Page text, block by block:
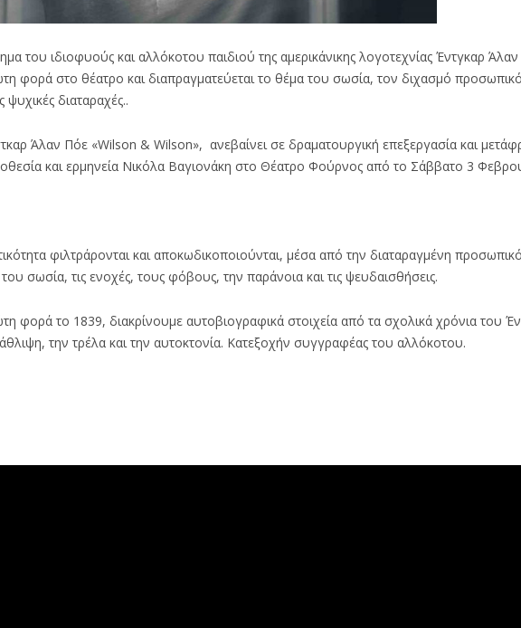
του ιδιοφυούς και αλλόκοτου παιδιού της αμερικάνικης λογοτεχνίας Έντγκαρ
φορά στο θέατρο και διαπραγματεύεται το θέμα του σωσία, τον διχασμό
ψυχικές διαταραχές..
Άλαν Πόε «Wilson & Wilson», ανεβαίνει σε δραματουργική επεξεργασία και
και ερμηνεία Νικόλα Βαγιονάκη στο Θέατρο Φούρνος από το Σάββατο 3
φιλτράρονται και αποκωδικοποιούνται, μέσα από την διαταραγμένη
σωσία, τις ενοχές, τους φόβους, την παράνοια και τις ψευδαισθήσεις.
φορά το 1839, διακρίνουμε αυτοβιογραφικά στοιχεία από τα σχολικά χρόνια του
την τρέλα και την αυτοκτονία. Κατεξοχήν συγγραφέας του αλλόκοτου.